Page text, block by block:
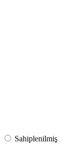
Sahiplenilmiş